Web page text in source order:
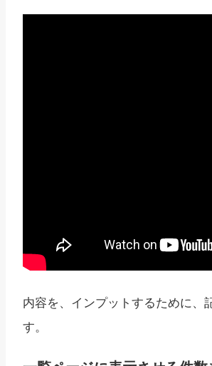
内容を、インプットするために、
す。